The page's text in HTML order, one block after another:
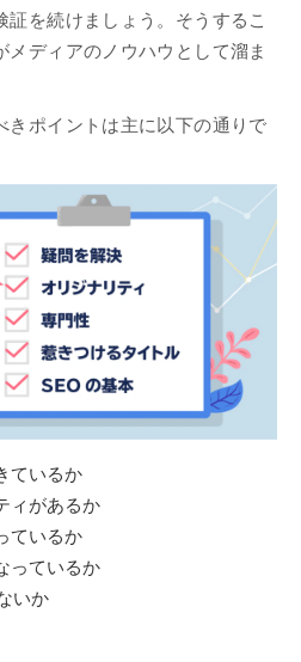
証を続けましょう。そうするこ
メディアのノウハウとして溜ま
きポイントは主に以下の通りで
ているか
ィがあるか
ているか
っているか
いか